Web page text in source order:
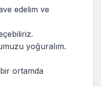
edelim ve
yoğuralım.
ortamda